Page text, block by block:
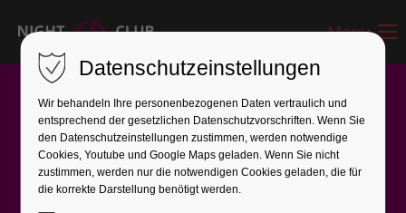
Menu
UPCOMING EVENTS
Datenschutzeinstellungen
Wir behandeln Ihre personenbezogenen Daten vertraulich und
entsprechend der gesetzlichen Datenschutz­vorschriften. Wenn Sie
den Datenschutzeinstellungen zustimmen, werden notwendige
Cookies, Youtube und Google Maps geladen. Wenn Sie nicht
zustimmen, werden nur die notwendigen Cookies geladen, die für
die korrekte Darstellung benötigt werden.